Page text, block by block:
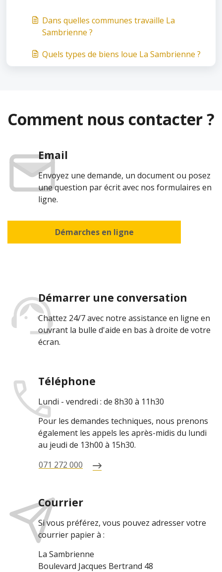
Dans quelles communes travaille La
Sambrienne ?
Quels types de biens loue La Sambrienne ?